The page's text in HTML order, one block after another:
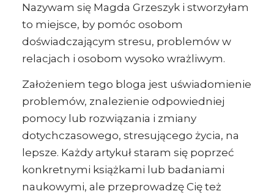
Nazywam się Magda Grzeszyk i stworzyłam
to miejsce, by pomóc osobom
doświadczającym stresu, problemów w
relacjach i osobom wysoko wrażliwym.
Założeniem tego bloga jest uświadomienie
problemów, znalezienie odpowiedniej
pomocy lub rozwiązania i zmiany
dotychczasowego, stresującego życia, na
lepsze. Każdy artykuł staram się poprzeć
konkretnymi książkami lub badaniami
naukowymi, ale przeprowadzę Cię też